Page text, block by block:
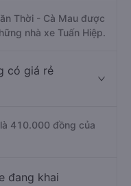
Thời - Cà Mau được
nhà xe Tuấn Hiệp.
có giá rẻ
410.000 đồng của
đang khai